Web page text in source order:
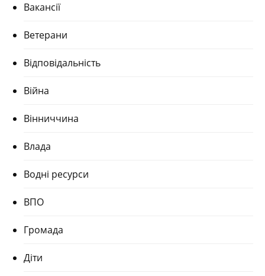
Вакансії
Ветерани
Відповідальність
Війна
Вінниччина
Влада
Водні ресурси
ВПО
Громада
Діти